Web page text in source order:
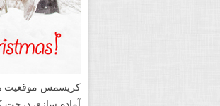
کریسمس موقعیت